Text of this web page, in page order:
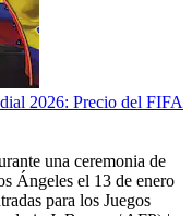
2026: Precio del FIFA
una ceremonia de
Ángeles el 13 de enero
para los Juegos